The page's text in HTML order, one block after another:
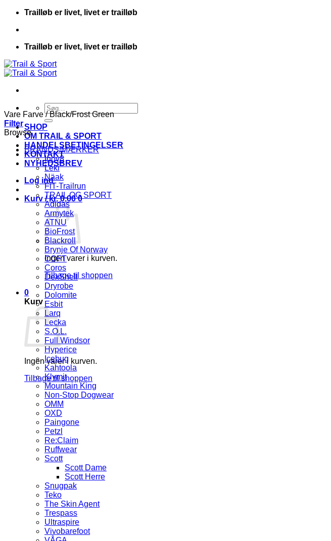
Fortsæt
indhold
Trailløb er livet, livet er trailløb
Trailløb er livet, livet er trailløb
Søg
efter:
SHOP
OM TRAIL & SPORT
HANDELSBETINGELSER
KONTAKT
NYHEDSBREV
Log ind
Kurv /kr.0.00 0
Ingen varer i kurven.
Tilbage til shoppen
0
Kurv
Ingen varer i kurven.
Tilbage til shoppen
Vare Farve/Black/Frost Green
Filter
Browse
BRANDS/MÆRKER
Inov8
Leki
Näak
FiT-Trailrun
TRAIL OG SPORT
Adidas
Armytek
ATNU
BioFrost
Blackroll
Brynje Of Norway
COFT
Coros
DexShell
Dryrobe
Dolomite
Esbit
Larq
Lecka
S.O.L.
Full Windsor
Hyperice
Icebug
Kahtoola
Klymit
Mountain King
Non-Stop Dogwear
OMM
OXD
Paingone
Petzl
Re:Claim
Ruffwear
Scott
Scott Dame
Scott Herre
Snugpak
Teko
The Skin Agent
Trespass
Ultraspire
Vivobarefoot